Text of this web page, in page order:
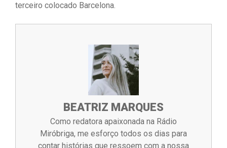
terceiro colocado Barcelona.
BEATRIZ MARQUES
Como redatora apaixonada na Rádio
Miróbriga, me esforço todos os dias para
contar histórias que ressoem com a nossa